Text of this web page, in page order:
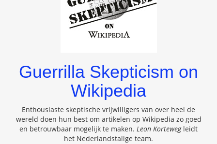
Guerrilla Skepticism on
Wikipedia
Enthousiaste skeptische vrijwilligers van over heel de
wereld doen hun best om artikelen op Wikipedia zo goed
en betrouwbaar mogelijk te maken. Leon Kortewegleidt
het Nederlandstalige team.